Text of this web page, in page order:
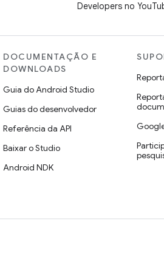
Developers no
DOCUMENTAÇÃO E
DOWNLOADS
Guia do Android Studio
Guias do desenvolvedor
Referência da API
Baixar o Studio
Android NDK